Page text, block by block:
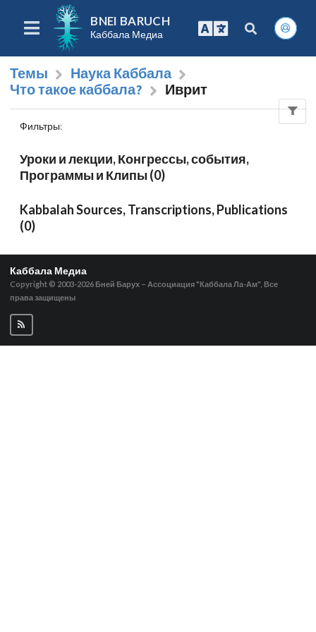
BNEI BARUCH
Каббала Медиа
Темы
Наука Каббала
Что такое каббала?
Иврит
Фильтры:
Уроки и лекции, Конгрессы, события,
Программы и Клипы (0)
Kabbalah Sources, Transcriptions, Publications
(0)
Каббала Медиа
Copyright © 2003-2026 Бней Барух – Ассоциация "Каббала Ла-Ам", Все
права защищены